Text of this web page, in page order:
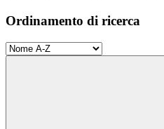
Ordinamento di ricerca